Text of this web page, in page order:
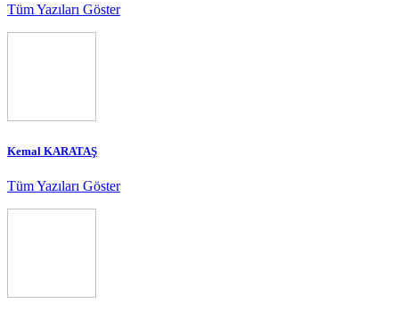
Tüm Yazıları Göster
Kemal KARATAŞ
Tüm Yazıları Göster